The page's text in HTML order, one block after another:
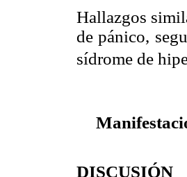
Hallazgos
de pánico,
sídrome de
DISCUSIÓN